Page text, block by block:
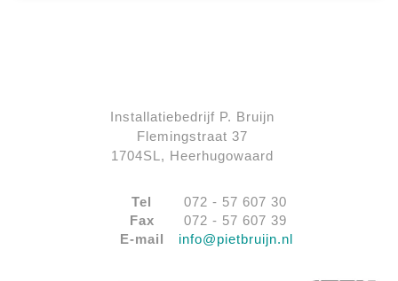
Installatiebedrijf P. Bruijn
Flemingstraat 37
1704SL, Heerhugowaard
Tel
072 - 57 607 30
Fax
072 - 57 607 39
E-mail
info@pietbruijn.nl